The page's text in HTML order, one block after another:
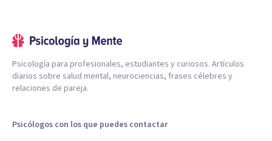
Psicología para profesionales, estudiantes y curiosos. Artículos
diarios sobre salud mental, neurociencias, frases célebres y
relaciones de pareja.
Psicólogos con los que puedes contactar